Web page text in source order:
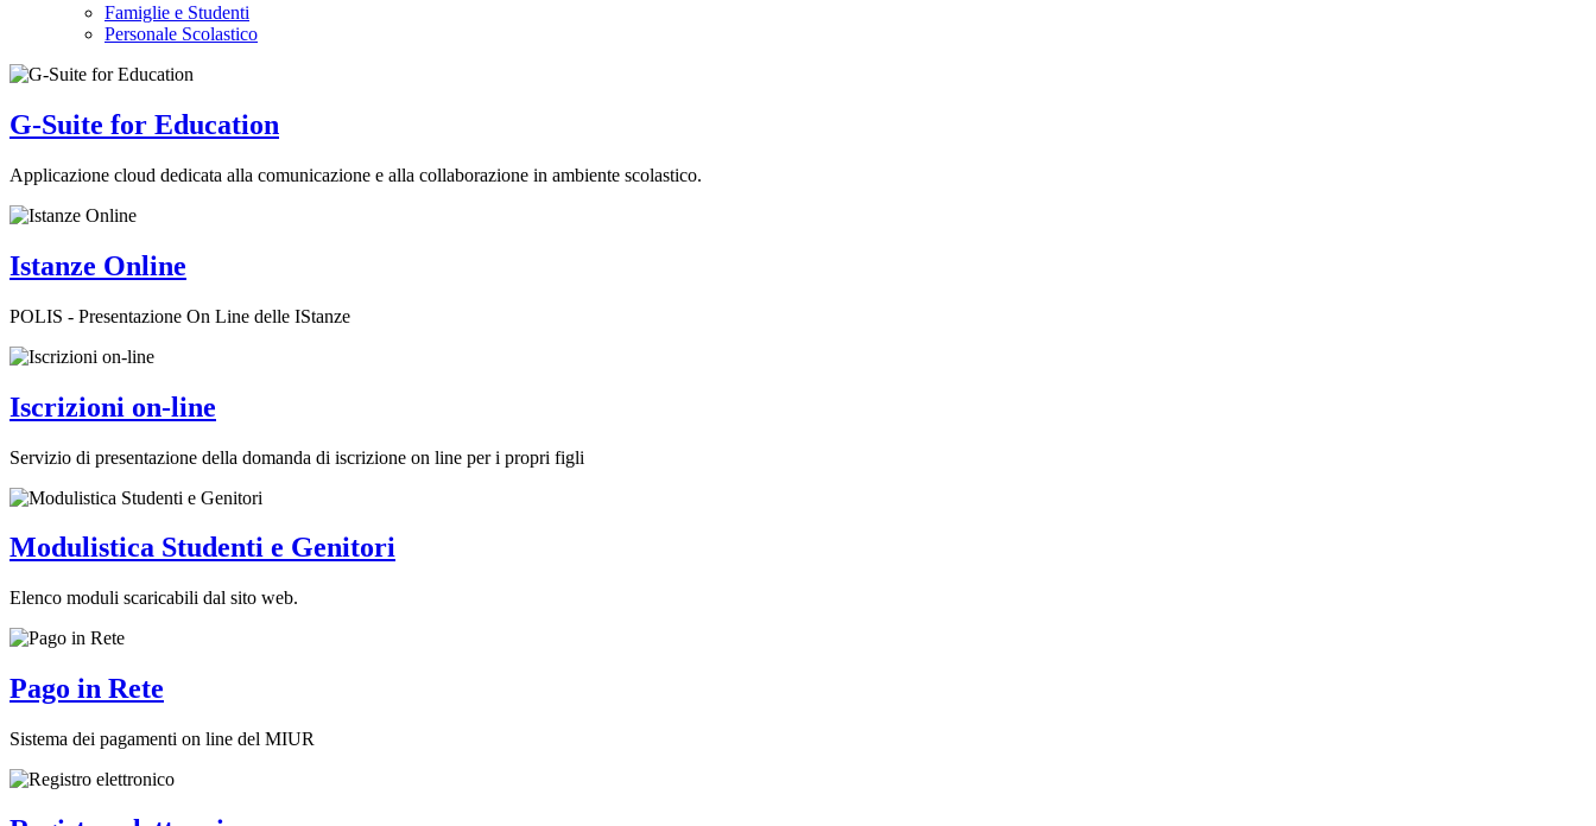
Famiglie e Studenti
Personale Scolastico
G-Suite for Education
Applicazione cloud dedicata alla comunicazione e alla collaborazione in ambiente scolastico.
Istanze Online
POLIS - Presentazione On Line delle IStanze
Iscrizioni on-line
Servizio di presentazione della domanda di iscrizione on line per i propri figli
Modulistica Studenti e Genitori
Elenco moduli scaricabili dal sito web.
Pago in Rete
Sistema dei pagamenti on line del MIUR